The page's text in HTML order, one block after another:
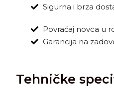
Sigurna i brza
Povraćaj novca u
Garancija na
Tehničke